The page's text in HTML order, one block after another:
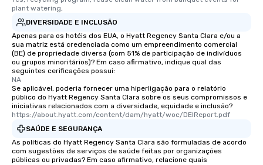
plant watering,
DIVERSIDADE E INCLUSÃO
Apenas para os hotéis dos EUA, o Hyatt Regency Santa Clara e/ou a
sua matriz está credenciada como um empreendimento comercial
(BE) de propriedade diversa (com 51% de participação de indivíduos
ou grupos minoritários)? Em caso afirmativo, indique qual das
seguintes cerificações possui:
NA
Se aplicável, poderia fornecer uma hiperligação para o relatório
público do Hyatt Regency Santa Clara sobre os seus compromissos e
iniciativas relacionados com a diversidade, equidade e inclusão?
https://about.hyatt.com/content/dam/hyatt/woc/DEIReport.pdf
SAÚDE E SEGURANÇA
As políticas do Hyatt Regency Santa Clara são formuladas de acordo
com sugestões de serviços de saúde feitas por organizações
públicas ou privadas? Em caso afirmativo, relacione quais